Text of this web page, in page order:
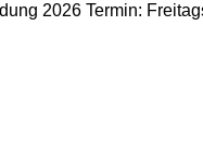
2026 Termin: